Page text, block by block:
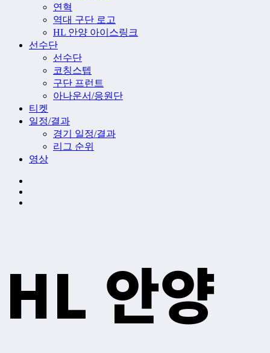
연혁
역대 구단 로고
HL 안양 아이스링크
선수단
선수단
코칭스텝
구단 프런트
아나운서/응원단
티켓
일정/결과
경기 일정/결과
리그 순위
영상
HL 안양